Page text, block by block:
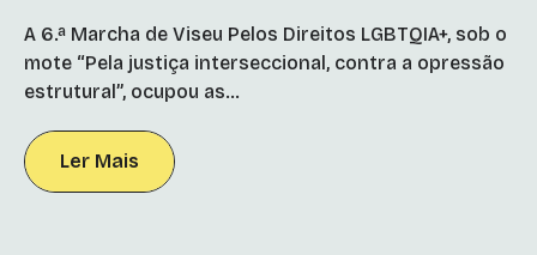
A 6.ª Marcha de Viseu Pelos Direitos LGBTQIA+, sob o
mote “Pela justiça interseccional, contra a opressão
estrutural”, ocupou as...
Ler Mais